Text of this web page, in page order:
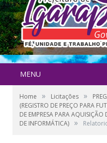
MENU
Home » Licitações »
(REGISTRO DE PREÇO PARA
DE EMPRESA PARA AQUISIÇÃO
DE INFORMÁTICA) »